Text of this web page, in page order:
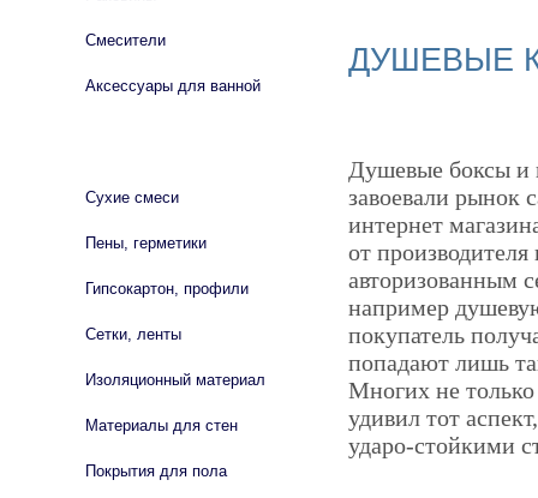
ДУШЕВЫЕ
Душевые боксы и
завоевали рынок
интернет
от
авторизованным
например
покупатель
попадают лишь
Многих не только
удивил тот
ударо-стойкими
Смесители
Аксессуары для ванной
Сухие смеси
Пены, герметики
Гипсокартон, профили
Сетки, ленты
Изоляционный материал
Материалы для стен
Покрытия для пола